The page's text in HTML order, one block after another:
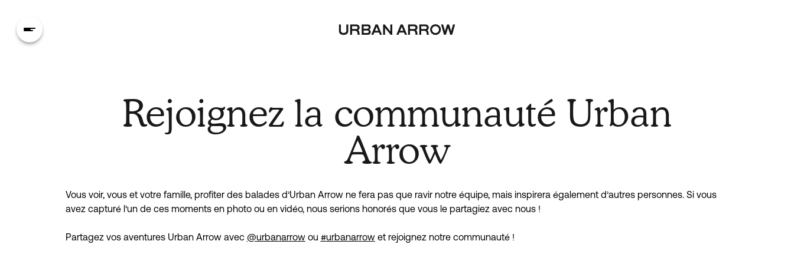
Rejoignez la communauté Urban
Arrow
Vous voir, vous et votre famille, profiter des balades d’Urban Arrow ne fera pas que ravir notre équipe, mais inspirera également d’autres personnes. Si vous
avez capturé l’un de ces moments en photo ou en vidéo, nous serions honorés que vous le partagiez avec nous !
Partagez vos aventures Urban Arrow avec @urbanarrow ou #urbanarrow et rejoignez notre communauté !